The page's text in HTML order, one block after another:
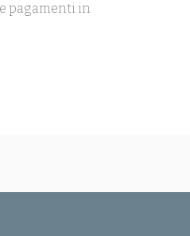
pagamenti in